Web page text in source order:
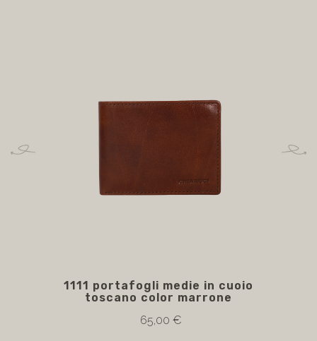
1111 portafogli medie in cuoio
toscano color marrone
65,00 €